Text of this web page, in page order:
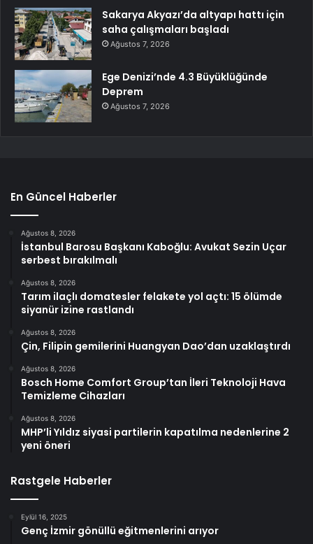
Sakarya Akyazı’da altyapı hattı için
saha çalışmaları başladı
Ağustos 7, 2026
Ege Denizi’nde 4.3 Büyüklüğünde
Deprem
Ağustos 7, 2026
En Güncel Haberler
Ağustos 8, 2026
İstanbul Barosu Başkanı Kaboğlu: Avukat Sezin Uçar
serbest bırakılmalı
Ağustos 8, 2026
Tarım ilaçlı domatesler felakete yol açtı: 15 ölümde
siyanür izine rastlandı
Ağustos 8, 2026
Çin, Filipin gemilerini Huangyan Dao’dan uzaklaştırdı
Ağustos 8, 2026
Bosch Home Comfort Group’tan İleri Teknoloji Hava
Temizleme Cihazları
Ağustos 8, 2026
MHP’li Yıldız siyasi partilerin kapatılma nedenlerine 2
yeni öneri
Rastgele Haberler
Eylül 16, 2025
Genç İzmir gönüllü eğitmenlerini arıyor